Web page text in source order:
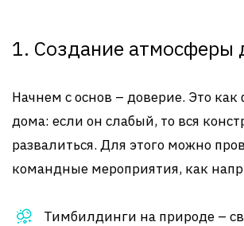
1. Создание атмосферы
Начнем с основ – доверие. Это
дома: если он слабый, то вся
развалиться. Для этого можно
командные мероприятия, как
Тимбилдинги на природе –